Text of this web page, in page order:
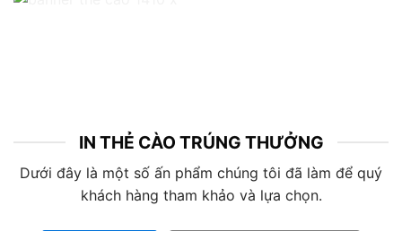
IN THẺ CÀO TRÚNG THƯỞNG
Dưới đây là một số ấn phẩm chúng tôi đã làm để quý
khách hàng tham khảo và lựa chọn.